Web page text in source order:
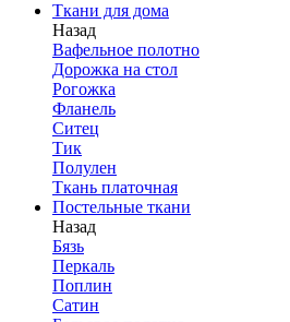
Ткани для дома
Назад
Вафельное полотно
Дорожка на стол
Рогожка
Фланель
Ситец
Тик
Полулен
Ткань платочная
Постельные ткани
Назад
Бязь
Перкаль
Поплин
Сатин